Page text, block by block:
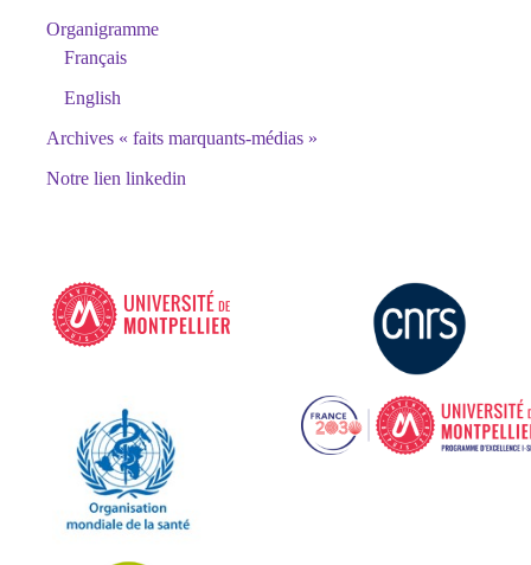
Organigramme
Français
English
Archives « faits marquants-médias »
Notre lien linkedin